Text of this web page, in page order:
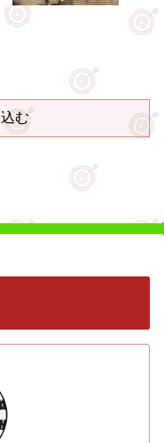
む